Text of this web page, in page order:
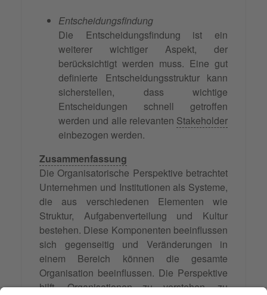
Entscheidungsfindung
Die Entscheidungsfindung ist ein
weiterer wichtiger Aspekt, der
berücksichtigt werden muss. Eine gut
definierte Entscheidungsstruktur kann
sicherstellen, dass wichtige
Entscheidungen schnell getroffen
werden und alle relevanten Stakeholder
einbezogen werden.
Zusammenfassung
Die Organisatorische Perspektive betrachtet
Unternehmen und Institutionen als Systeme,
die aus verschiedenen Elementen wie
Struktur, Aufgabenverteilung und Kultur
bestehen. Diese Komponenten beeinflussen
sich gegenseitig und Veränderungen in
einem Bereich können die gesamte
Organisation beeinflussen. Die Perspektive
hilft, Organisationen zu verstehen, zu